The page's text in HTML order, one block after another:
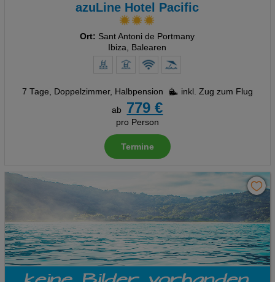
azuLine Hotel Pacific
Ort: Sant Antoni de Portmany
Ibiza, Balearen
7 Tage, Doppelzimmer, Halbpension
inkl. Zug zum Flug
ab
779 €
pro Person
Termine